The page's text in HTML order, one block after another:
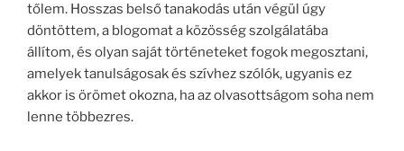
tőlem. Hosszas belső tanakodás után végül úgy
döntöttem, a blogomat a közösség szolgálatába
állítom, és olyan saját történeteket fogok megosztani,
amelyek tanulságosak és szívhez szólók, ugyanis ez
akkor is örömet okozna, ha az olvasottságom soha nem
lenne többezres.